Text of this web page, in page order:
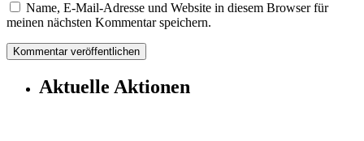
Name, E-Mail-Adresse und Website in diesem Browser für
meinen nächsten Kommentar speichern.
Aktuelle Aktionen